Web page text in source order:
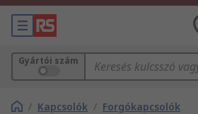
Gyártói szám
/ Kapcsolók / Forgókapcsolók